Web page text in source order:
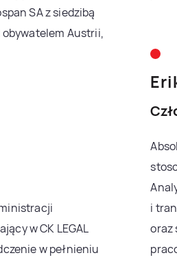
SA z siedzibą
obywatelem Austrii,
w CK LEGAL
w pełnieniu
i
oraz